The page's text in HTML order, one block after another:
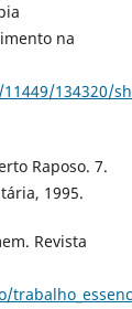
na
134320/
Raposo. 7.
1995.
Revista